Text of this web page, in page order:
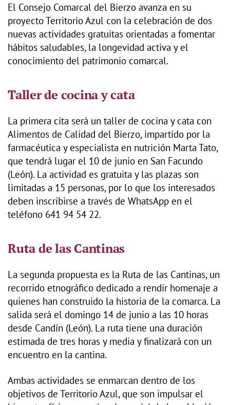
El Consejo Comarcal del Bierzo avanza en su
proyecto Territorio Azul con la celebración de dos
nuevas actividades gratuitas orientadas a fomentar
hábitos saludables, la longevidad activa y el
conocimiento del patrimonio comarcal.
Taller de cocina y cata
La primera cita será un taller de cocina y cata con
Alimentos de Calidad del Bierzo, impartido por la
farmacéutica y especialista en nutrición Marta Tato,
que tendrá lugar el 10 de junio en San Facundo
(León). La actividad es gratuita y las plazas son
limitadas a 15 personas, por lo que los interesados
deben inscribirse a través de WhatsApp en el
teléfono 641 94 54 22.
Ruta de las Cantinas
La segunda propuesta es la Ruta de las Cantinas, un
recorrido etnográfico dedicado a rendir homenaje a
quienes han construido la historia de la comarca. La
salida será el domingo 14 de junio a las 10 horas
desde Candín (León). La ruta tiene una duración
estimada de tres horas y media y finalizará con un
encuentro en la cantina.
Ambas actividades se enmarcan dentro de los
objetivos de Territorio Azul, que son impulsar el